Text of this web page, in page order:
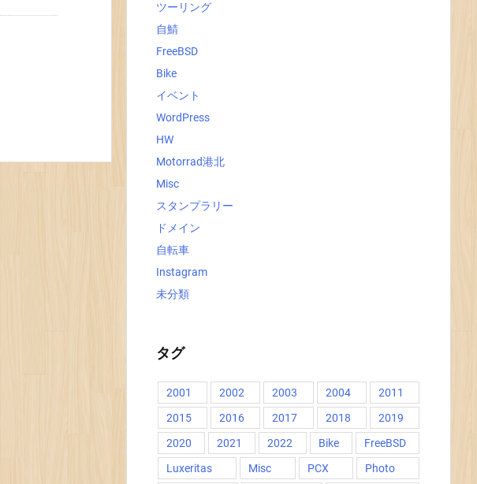
ツーリング
自鯖
FreeBSD
Bike
イベント
WordPress
HW
Motorrad港北
Misc
スタンプラリー
ドメイン
自転車
Instagram
未分類
タグ
2001 2002 2003 2004
2011
2015
2016 2017 2018
2019
2020
2021 2022 Bike
FreeBSD
Luxeritas
Misc PCX
Photo